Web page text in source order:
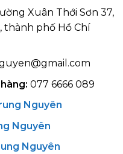
Xuân Thới Sơn 37,
thành phố Hồ Chí
077 6666 089
Nguyên
Nguyên
Nguyên